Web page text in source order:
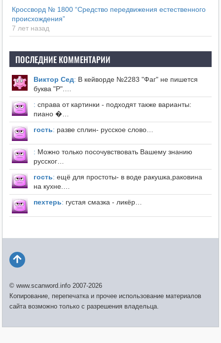
Кроссворд № 1800 “Средство передвижения естественного
происхождения”
7 лет назад
ПОСЛЕДНИЕ КОММЕНТАРИИ
Виктор Сед: В кейворде №2283 "Фаг" не пишется
буква "Р".…
: справа от картинки - подходят также варианты:
пиано �…
гость: разве сплин- русское слово…
: Можно только посочувствовать Вашему знанию
русског…
гость: ещё для простоты- в воде ракушка,раковина
на кухне.…
пехтерь: густая смазка - ликёр…
© www.scanword.info 2007-2026
Копирование, перепечатка и прочее использование материалов
сайта возможно только с разрешения владельца.